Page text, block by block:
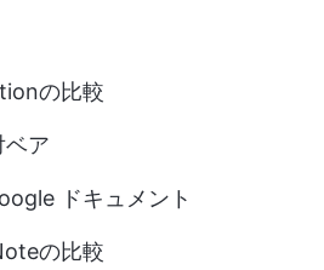
の比較
ベア
ドキュメント
の比較